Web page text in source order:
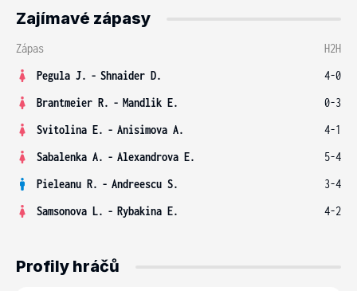
Zajímavé zápasy
Zápas
H2H
Pegula J. - Shnaider D.
4-0
Brantmeier R. - Mandlik E.
0-3
Svitolina E. - Anisimova A.
4-1
Sabalenka A. - Alexandrova E.
5-4
Pieleanu R. - Andreescu S.
3-4
Samsonova L. - Rybakina E. 4-2
Profily hráčů